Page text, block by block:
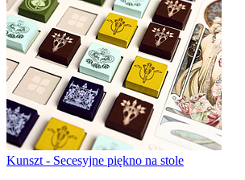
Kunszt - Secesyjne piękno na stole